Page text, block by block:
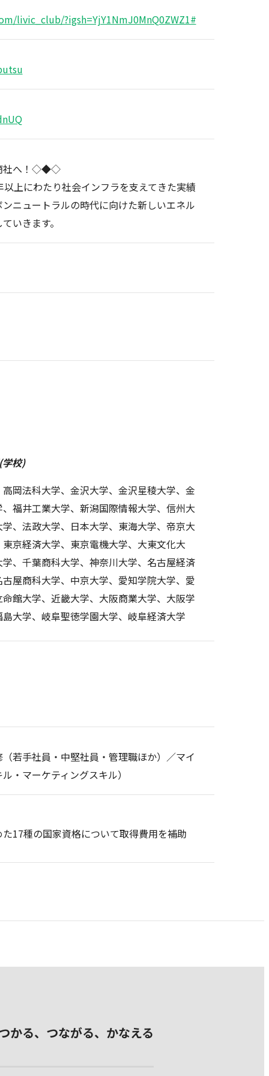
livic_club/?igsh=YjY1NmJ0MnQ0ZWZ1#
社へ！◇◆◇
上にわたり社会インフラを支えてきた実績
ニュートラルの時代に向けた新しいエネル
いきます。
校)
岡法科大学、金沢大学、金沢星稜大学、金
福井工業大学、新潟国際情報大学、信州大
、法政大学、日本大学、東海大学、帝京大
京経済大学、東京電機大学、大東文化大
、千葉商科大学、神奈川大学、名古屋経済
屋商科大学、中京大学、愛知学院大学、愛
館大学、近畿大学、大阪商業大学、大阪学
大学、岐阜聖徳学園大学、岐阜経済大学
若手社員・中堅社員・管理職ほか）／マイ
・マーケティングスキル）
17種の国家資格について取得費用を補助
かる、つながる、かなえる